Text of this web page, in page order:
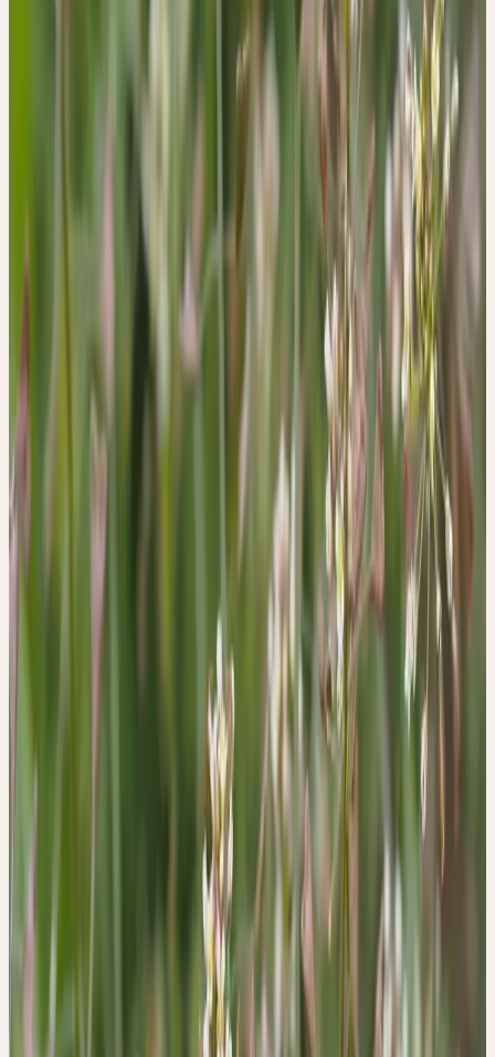
Zubereitung als Kräuterteeaufguss und die Verwendung von
alkoholischen Tinkturen durchgesetzt. Gerade in der
Frauenheilkunde kommt das Hirtentäschel regelmäßig zum
Einsatz. Insbesondere bei zu starker und zu langer
Begleiterscheinung von Uterus-Myomen sind. Auch nach der
Geburt, nach operativen Eingriffen und bei Nasenbluten kann
diese Heilpflanze bei anhaltender Blutungsneigung eingesetzt
werden. Je nach Lokalisation der Blutungsbeschwerden wird die
innerliche Anwendung (oral) oder die äußerliche Anwendung
(topisch) gewählt. Eine weitere traditionelle Form der Anwendung
von arzneilichen Zubereitungen aus Hirtentäschel sind
Nierenbeschwerden, insbesondere wenn diese mit der Bildung von
Konkrementen (Sand, Griess und Steinen) im Urogenitaltrakt
einhergehen.
QUELLEN
1. Vonarburg, B. Homöothanik - Arzneipflanzen der
Homöopathie. (Haug Verlag, 2009).
2. Madaus, G. MADAUS LEHRBUCH DER
BIOLOGISCHEN HEILMITTEL BAND 1-11. (mediamed
Verlag, Ravensburg, 1990).
3. Committee on Herbal Medicinal Products (HMPC).
Assessment report on Capsella bursa-pastoris ( L .) Medikus
, herba (EMA/HMPC/262767/2010). (2011).
4. Kalbermatten, R. & Kalbermatten, H. Pflanzliche
Urtinkturen. (AT Verlag, Aarau, Schweiz, 2014).
5. Kalbermatten, R. Wesen und Signatur der Heilpflanzen.
(AT Verlag, Aarau, Schweiz, 2016).
CERES-MÖRSERVERFAHREN —
SCHONEND, KALT,
VOLLSTÄNDIG.